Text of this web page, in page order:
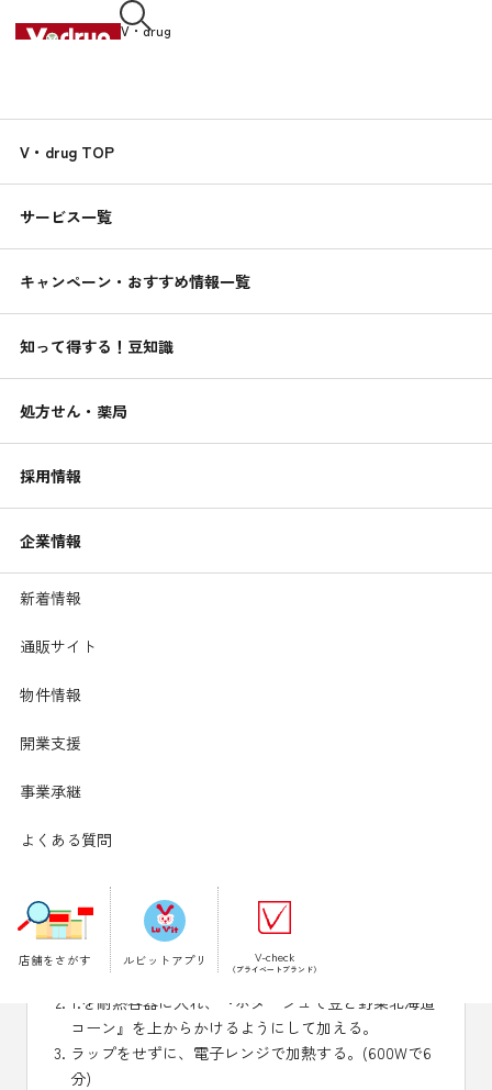
V・drug
V・drug TOP
サービス一覧
キャンペーン・おすすめ情報一覧
知って得する！豆知識
処方せん・薬局
採用情報
企業情報
新着情報
通販サイト
物件情報
開業支援
事業承継
よくある質問
店舗をさがす ルビットアプリ V-check
（プライベートブランド）
くすりんの豆知識
簡単！健康レシピ
【材料】1人分
鶏もも肉･･････････････････
乾燥パセリ････････････････
作り方
鶏もも肉をフォークで数か所刺し、2cmの角切りにし
て加熱しやすいようにする。
1.を耐熱容器に入れ、『ポタージュで豆と野菜北海道
コーン』を上からかけるようにして加える。
ラップをせずに、電子レンジで加熱する。(600Wで6
分)